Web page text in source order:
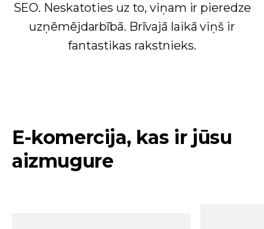
SEO. Neskatoties uz to, viņam ir pieredze
uzņēmējdarbībā. Brīvajā laikā viņš ir
fantastikas rakstnieks.
E-komercija, kas ir jūsu
aizmugure